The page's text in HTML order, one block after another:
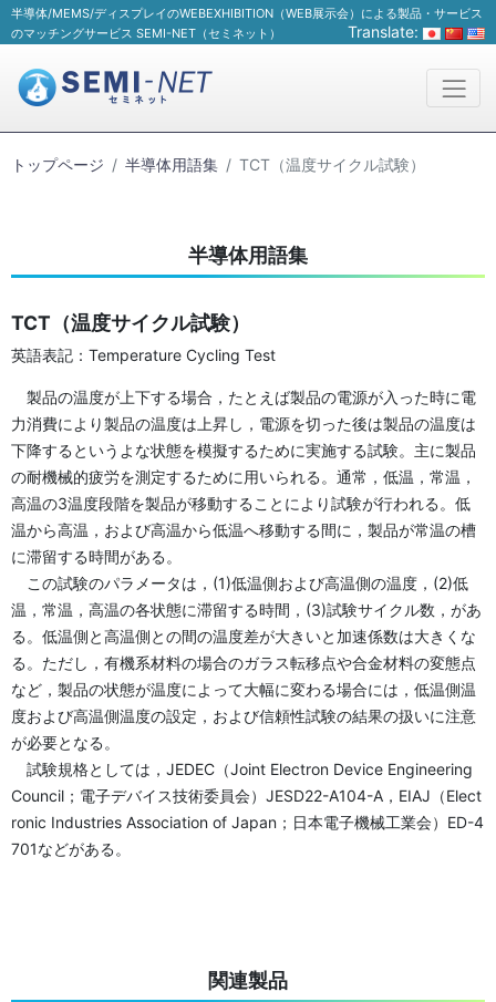
半導体/MEMS/ディスプレイのWEBEXHIBITION（WEB展示会）による製品・サービス
のマッチングサービス SEMI-NET（セミネット）
Translate:
トップページ 半導体用語集 TCT（温度サイクル試験）
半導体用語集
TCT（温度サイクル試験）
英語表記：Temperature Cycling Test
製品の温度が上下する場合，たとえば製品の電源が入った時に電
力消費により製品の温度は上昇し，電源を切った後は製品の温度は
下降するというよな状態を模擬するために実施する試験。主に製品
の耐機械的疲労を測定するために用いられる。通常，低温，常温，
高温の3温度段階を製品が移動することにより試験が行われる。低
温から高温，および高温から低温へ移動する間に，製品が常温の槽
に滞留する時間がある。
この試験のパラメータは，(1)低温側および高温側の温度，(2)低
温，常温，高温の各状態に滞留する時間，(3)試験サイクル数，があ
る。低温側と高温側との間の温度差が大きいと加速係数は大きくな
る。ただし，有機系材料の場合のガラス転移点や合金材料の変態点
など，製品の状態が温度によって大幅に変わる場合には，低温側温
度および高温側温度の設定，および信頼性試験の結果の扱いに注意
が必要となる。
試験規格としては，JEDEC（Joint Electron Device Engineering
Council；電子デバイス技術委員会）JESD22-A104-A，EIAJ（Elect
ronic Industries Association of Japan；日本電子機械工業会）ED-4
701などがある。
関連製品